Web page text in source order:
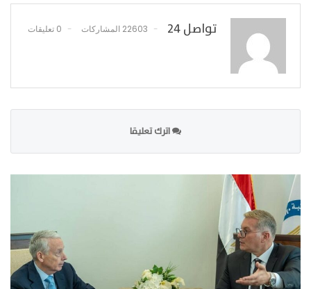
تواصل 24 22603 المشاركات 0 تعليقات
اترك تعليقا